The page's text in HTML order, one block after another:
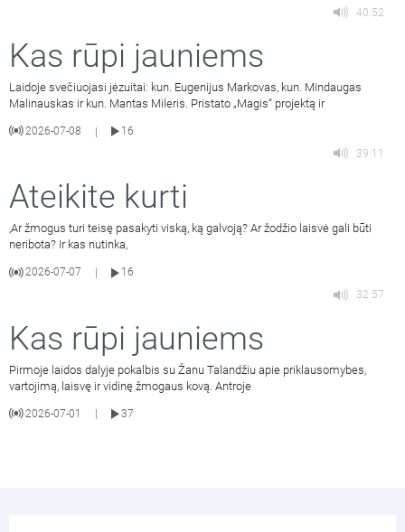
40:52
Kas rūpi jauniems
Laidoje svečiuojasi jėzuitai: kun. Eugenijus Markovas, kun. Mindaugas
Malinauskas ir kun. Mantas Mileris. Pristato „Magis“ projektą ir
2026-07-08 |
16
39:11
Ateikite kurti
,Ar žmogus turi teisę pasakyti viską, ką galvoją? Ar žodžio laisvė gali būti
neribota? Ir kas nutinka,
2026-07-07
16
32:57
Kas rūpi jauniems
Pirmoje laidos dalyje pokalbis su Žanu Talandžiu apie priklausomybes,
vartojimą, laisvę ir vidinę žmogaus kovą. Antroje
2026-07-01 37